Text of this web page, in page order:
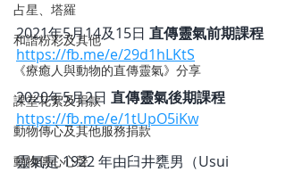
占星、塔羅
和諧粉彩及其他
《療癒人與動物的直傳靈氣》分享
課堂花絮及捐款
動物傳心及其他服務捐款
動物傳心心聲
2021年5月14及15日 直傳靈氣前期課程
https://fb.me/e/29d1hLKtS
2020年5月2日 直傳靈氣後期課程
https://fb.me/e/1tUpO5iKw
靈氣是 1922 年由臼井甕男（Usui